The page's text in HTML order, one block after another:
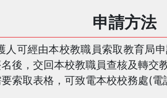
申請方法
人可經由本校教職員索取教育局
後，交回本校教職員查核及轉交
索取表格，可致電本校校務處(電